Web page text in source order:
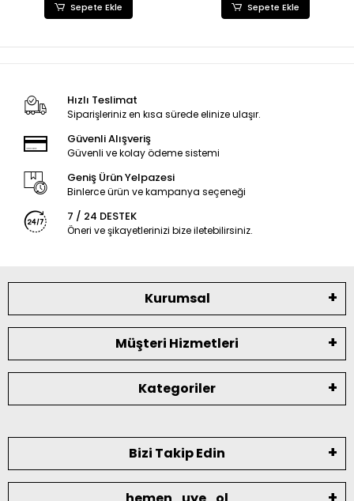
Sepete Ekle Sepete Ekle
Hızlı Teslimat
Siparişleriniz en kısa sürede elinize ulaşır.
Güvenli Alışveriş
Güvenli ve kolay ödeme sistemi
Geniş Ürün Yelpazesi
Binlerce ürün ve kampanya seçeneği
7 / 24 DESTEK
Öneri ve şikayetlerinizi bize iletebilirsiniz.
Kurumsal
Müşteri Hizmetleri
Kategoriler
Bizi Takip Edin